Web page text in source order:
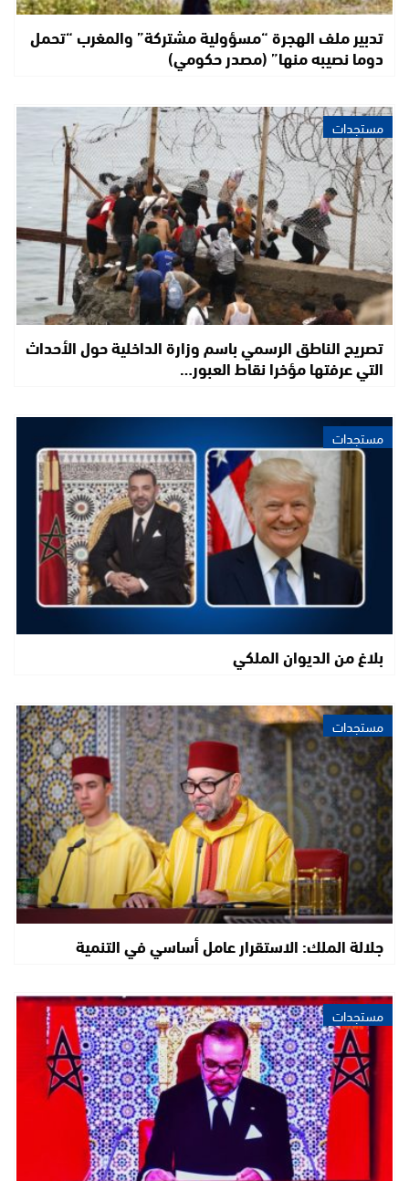
تدبير ملف الهجرة “مسؤولية مشتركة” والمغرب “تحمل
دوما نصيبه منها” (مصدر حكومي)
مستجدات
تصريح الناطق الرسمي باسم وزارة الداخلية حول الأحداث
التي عرفتها مؤخرا نقاط العبور…
مستجدات
بلاغ من الديوان الملكي
مستجدات
جلالة الملك: الاستقرار عامل أساسي في التنمية
مستجدات